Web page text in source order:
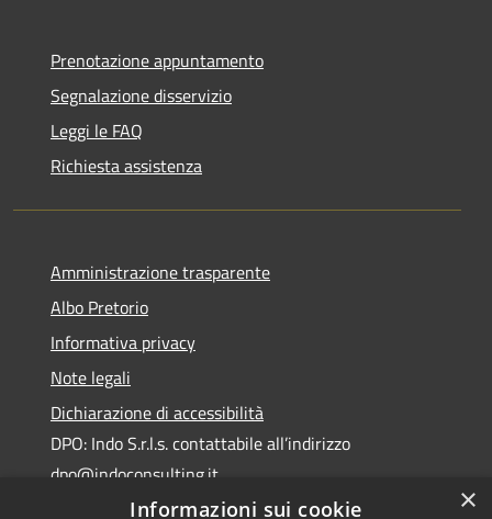
Prenotazione appuntamento
Segnalazione disservizio
Leggi le FAQ
Richiesta assistenza
Amministrazione trasparente
Albo Pretorio
Informativa privacy
Note legali
Dichiarazione di accessibilità
DPO: Indo S.r.l.s. contattabile all’indirizzo
dpo@indoconsulting.it
×
Informazioni sui cookie